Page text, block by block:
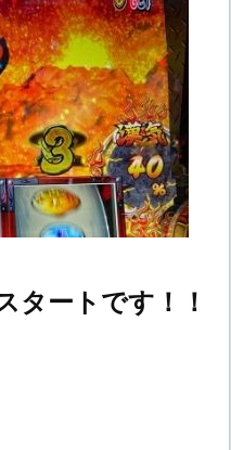
タートです！！